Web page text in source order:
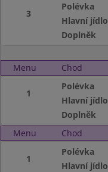
3
Polévka
Hlavní jídlo
Doplněk
Menu Chod
1
Polévka
Hlavní jídlo
Doplněk
Menu
Chod
1
Polévka
Hlavní jídlo